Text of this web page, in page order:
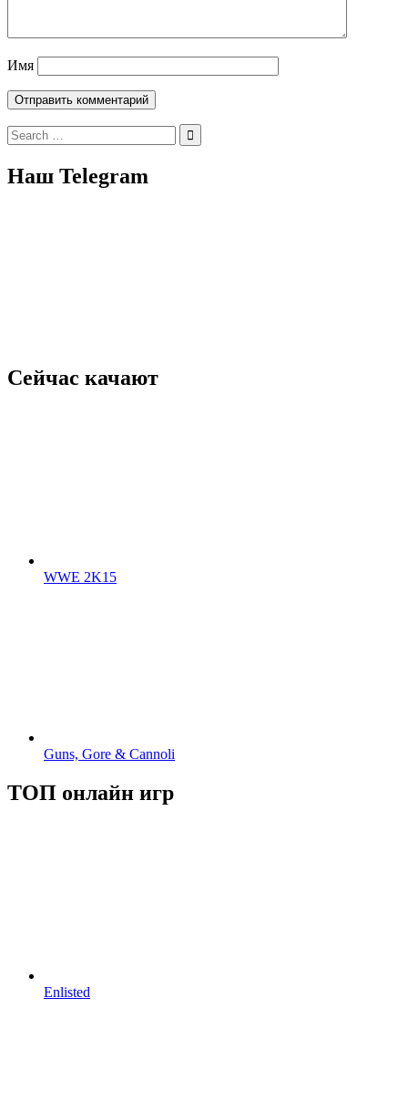
Имя
Search
for:
Наш Telegram
Сейчас качают
WWE 2K15
Guns, Gore & Cannoli
ТОП онлайн игр
Enlisted